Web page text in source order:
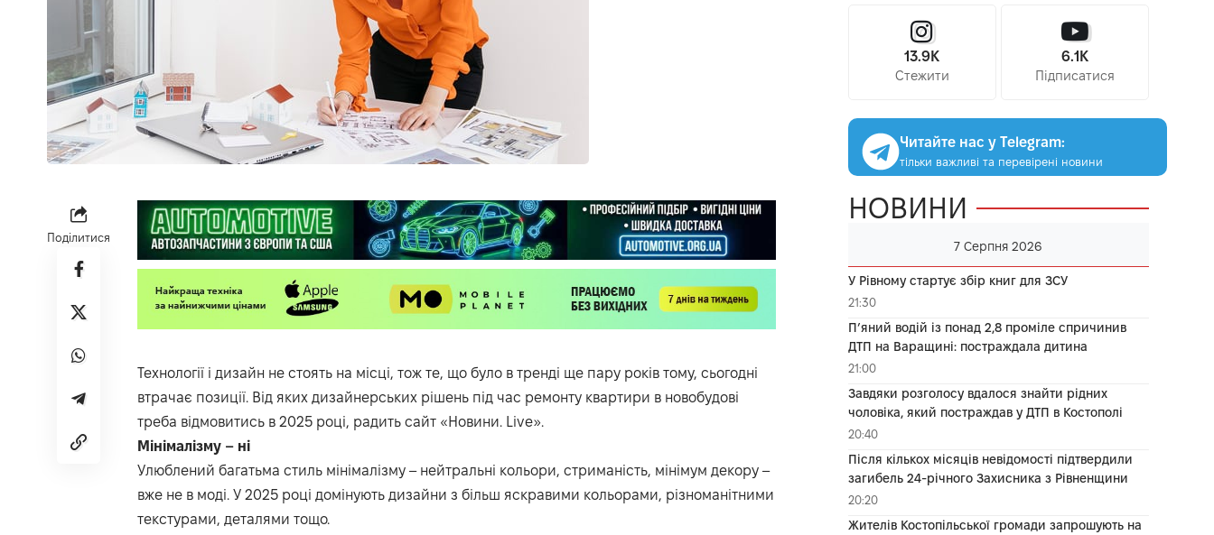
Поділитися
Технології і дизайн не стоять на місці, тож те, що було в тренді ще пару років тому, сьогодні
втрачає позиції. Від яких дизайнерських рішень під час ремонту квартири в новобудові
треба відмовитись в 2025 році, радить сайт «Новини. Live».
Мінімалізму – ні
Улюблений багатьма стиль мінімалізму – нейтральні кольори, стриманість, мінімум декору –
вже не в моді. У 2025 році домінують дизайни з більш яскравими кольорами, різноманітними
текстурами, деталями тощо.
13.9K
Стежити
6.1K
Підписатися
Читайте нас у Telegram:
тільки важливі та перевірені новини
НОВИНИ
7 Серпня 2026
У Рівному стартує збір книг для ЗСУ
21:30
П’яний водій із понад 2,8 проміле спричинив
ДТП на Варащині: постраждала дитина
21:00
Завдяки розголосу вдалося знайти рідних
чоловіка, який постраждав у ДТП в Костополі
20:40
Після кількох місяців невідомості підтвердили
загибель 24-річного Захисника з Рівненщини
20:20
Жителів Костопільської громади запрошують на